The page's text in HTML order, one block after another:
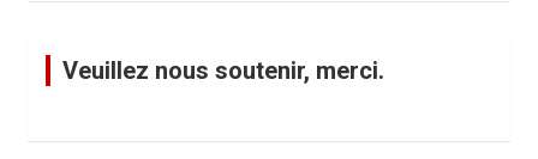
Veuillez nous soutenir, merci.